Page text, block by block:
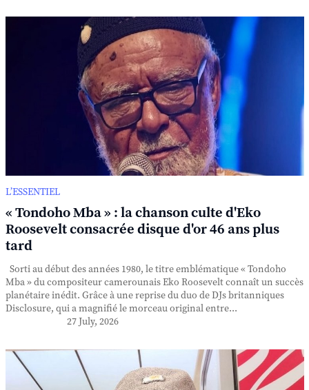
L’ESSENTIEL
« Tondoho Mba » : la chanson culte d'Eko
Roosevelt consacrée disque d'or 46 ans plus
tard
Sorti au début des années 1980, le titre emblématique « Tondoho
Mba » du compositeur camerounais Eko Roosevelt connaît un succès
planétaire inédit. Grâce à une reprise du duo de DJs britanniques
Disclosure, qui a magnifié le morceau original entre...
27 July, 2026